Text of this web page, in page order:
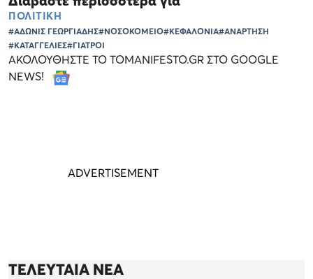
ΠΟΛΙΤΙΚΗ
#ΑΔΩΝΙΣ ΓΕΩΡΓΙΑΔΗΣ#ΝΟΣΟΚΟΜΕΙΟ#ΚΕΦΑΛΟΝΙΑ#ΑΝΑΡΤΗΣΗ
#ΚΑΤΑΓΓΕΛΙΕΣ#ΓΙΑΤΡΟΙ
ΑΚΟΛΟΥΘΗΣΤΕ ΤΟ TOMANIFESTO.GR ΣΤΟ GOOGLE
NEWS!
ΤΕΛΕΥΤΑΙΑ ΝΕΑ